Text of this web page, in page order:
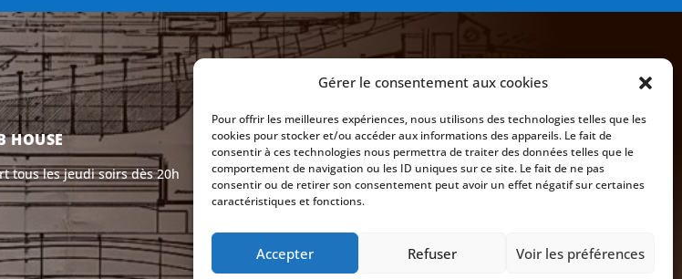
Gérer le consentement aux cookies
Pour offrir les meilleures expériences, nous utilisons des technologies telles que les
cookies pour stocker et/ou accéder aux informations des appareils. Le fait de
consentir à ces technologies nous permettra de traiter des données telles que le
comportement de navigation ou les ID uniques sur ce site. Le fait de ne pas
consentir ou de retirer son consentement peut avoir un effet négatif sur certaines
caractéristiques et fonctions.
Accepter Refuser Voir les préférences
HOUSE
tous les jeudi soirs dès 20h
 EMAIL
info@gvc-sailing-club.be